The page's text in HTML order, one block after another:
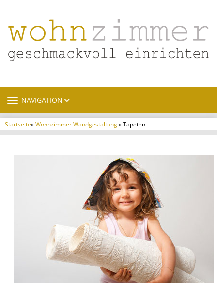
TOGGLE NAVIGATION
NAVIGATION
Startseite»Wohnzimmer Wandgestaltung» Tapeten